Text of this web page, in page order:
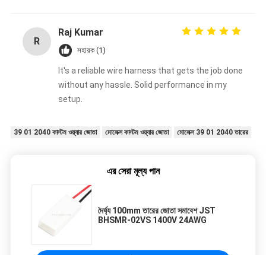
R
Raj Kumar
সহায়ক (1)
It's a reliable wire harness that gets the job done
without any hassle. Solid performance in my
setup.
39 01 2040 কাস্টম ওয়্যার জোতা মোলেক্স কাস্টম ওয়্যার জোতা মোলেক্স 39 01 2040 তারের
এর সেরা মূল্য পান
দৈর্ঘ্য 100mm তারের জোতা সমাবেশ JST
BHSMR-02VS 1400V 24AWG